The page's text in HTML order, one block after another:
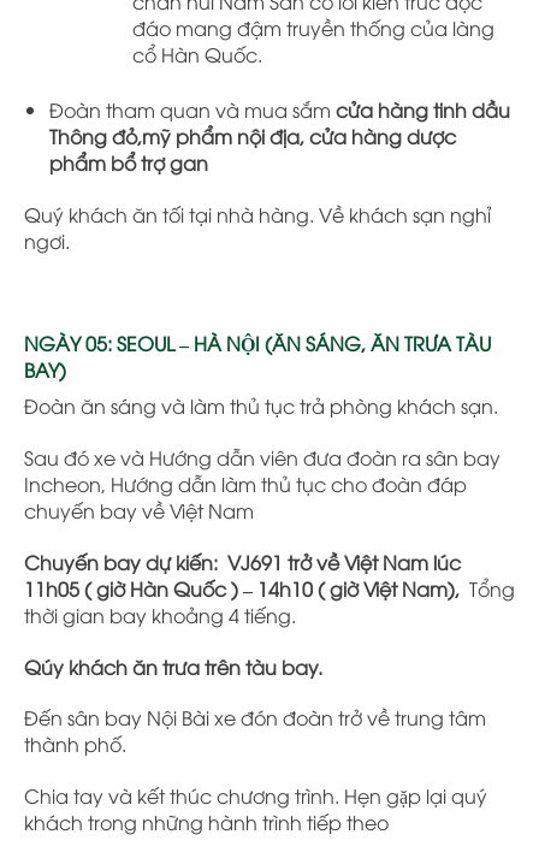
đáo mang đậm truyền thống của làng
cổ Hàn Quốc.
Đoàn tham quan và mua sắm cửa hàng tinh dầu
Thông đỏ,mỹ phẩm nội địa, cửa hàng dược
phẩm bổ trợ gan
Quý khách ăn tối tại nhà hàng. Về khách sạn nghỉ
ngơi.
NGÀY 05: SEOUL – HÀ NỘI (ĂN SÁNG, ĂN TRƯA TÀU
BAY)
Đoàn ăn sáng và làm thủ tục trả phòng khách sạn.
Sau đó xe và Hướng dẫn viên đưa đoàn ra sân bay
Incheon, Hướng dẫn làm thủ tục cho đoàn đáp
chuyến bay về Việt Nam
Chuyến bay dự kiến: VJ691 trở về Việt Nam lúc
11h05 ( giờ Hàn Quốc ) – 14h10 ( giờ Việt Nam), Tổng
thời gian bay khoảng 4 tiếng.
Qúy khách ăn trưa trên tàu bay.
Đến sân bay Nội Bài xe đón đoàn trở về trung tâm
thành phố.
Chia tay và kết thúc chương trình. Hẹn gặp lại quý
khách trong những hành trình tiếp theo